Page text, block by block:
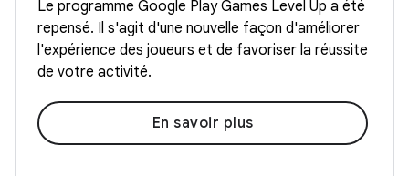
Le programme Google Play Games Level Up a été
repensé. Il s'agit d'une nouvelle façon d'améliorer
l'expérience des joueurs et de favoriser la réussite
de votre activité.
En savoir plus